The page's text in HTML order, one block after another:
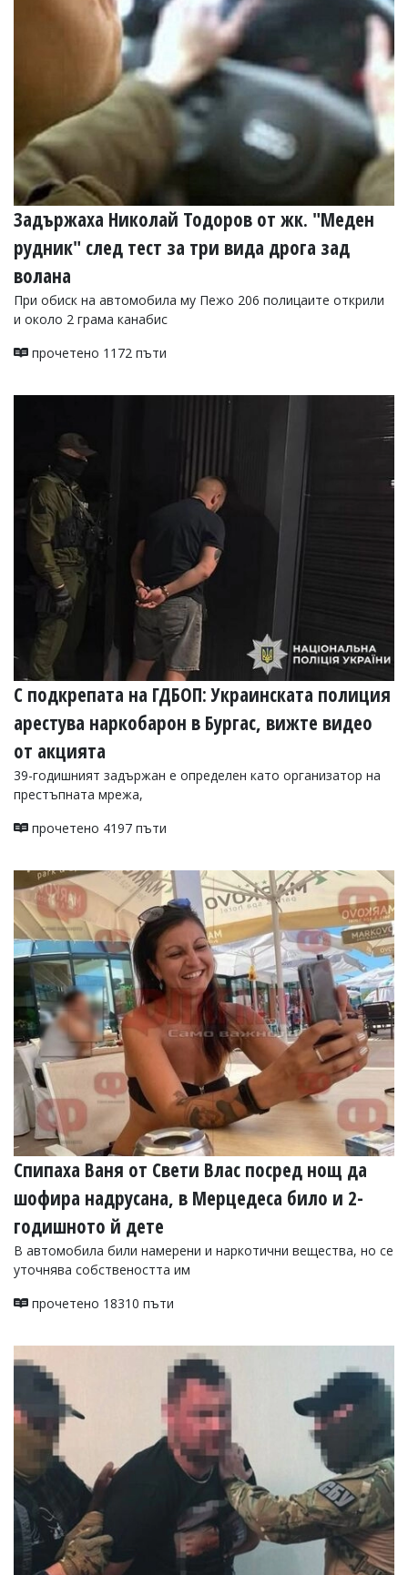
Управители:
Веселин
Василев,
email:
v.vasilev@flagman.bg
Катя
Касабова,
еmail:k.kassabova@flagman.bg
Главен
редактор:
Иван
Колев,
office@flagman.bg
въвеждат
читателите
редакцията
отговорност
Ако
откриете
обиден
за
вас
коментар,
моля
сигнализирайте
Задържаха Николай Тодоров от жк. "Меден
рудник" след тест за три вида дрога зад
волана
При обиск на автомобила му Пежо 206 полицаите открили
и около 2 грама канабис
прочетено 1172 пъти
С подкрепата на ГДБОП: Украинската полиция
арестува наркобарон в Бургас, вижте видео
от акцията
39-годишният задържан е определен като организатор на
престъпната мрежа,
прочетено 4197 пъти
Спипаха Ваня от Свети Влас посред нощ да
шофира надрусана, в Мерцедеса било и 2-
годишното й дете
В автомобила били намерени и наркотични вещества, но се
уточнява собствеността им
прочетено 18310 пъти